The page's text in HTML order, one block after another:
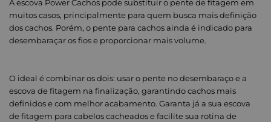
A escova Power Cachos pode substituir o pente de fitagem em
muitos casos, principalmente para quem busca mais definição
dos cachos. Porém, o pente para cachos ainda é indicado para
desembaraçar os fios e proporcionar mais volume.
O ideal é combinar os dois: usar o pente no desembaraço e a
escova de fitagem na finalização, garantindo cachos mais
definidos e com melhor acabamento. Garanta já a sua escova
de fitagem para cabelos cacheados e facilite sua rotina de